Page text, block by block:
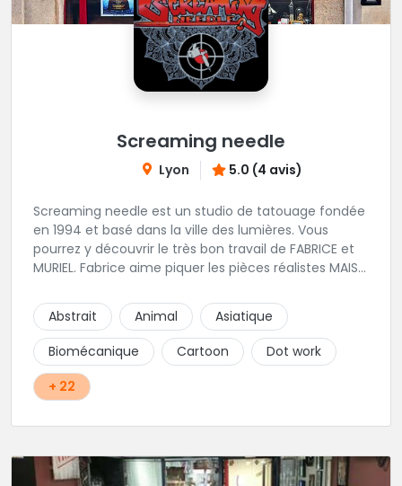
Screaming needle
Lyon 5.0 (4 avis)
Screaming needle est un studio de tatouage fondée
en 1994 et basé dans la ville des lumières. Vous
pourrez y découvrir le très bon travail de FABRICE et
MURIEL. Fabrice aime piquer les pièces réalistes MAIS
tribales ou polynesiennes ainsi que le lettrage. Nous
vous invitons à leurs transmettre des questions par
message ou à goutter à venir l'univers convivial du
shop...
Abstrait Animal
Asiatique
Biomécanique
Cartoon
Dot work
+ 22